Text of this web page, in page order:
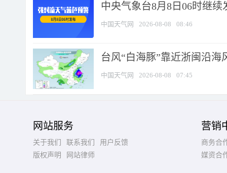
中央气象台8月8日06时继
中国天气网 2026-08-08 08:46
台风“白海豚”靠近浙闽沿
中国天气网 2026-08-08 07:45
网站服务
关于我们 联系我们
用户反馈
版权声明
网站律师
营销
商务合
媒资合